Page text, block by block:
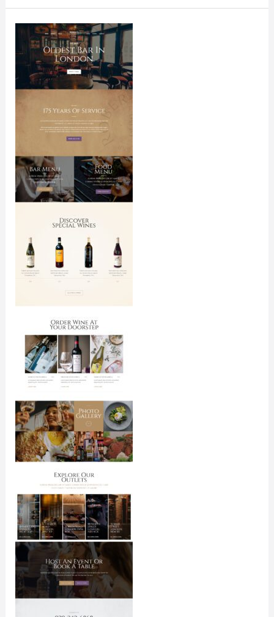
Wine
Bar
and
Restaurant